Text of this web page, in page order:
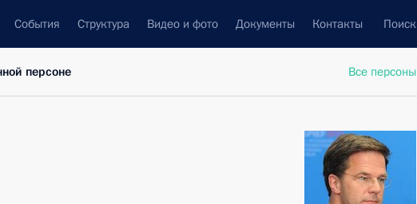
События Структура Видео и фото Документы Контакты Поиск
Все персоны
персоне